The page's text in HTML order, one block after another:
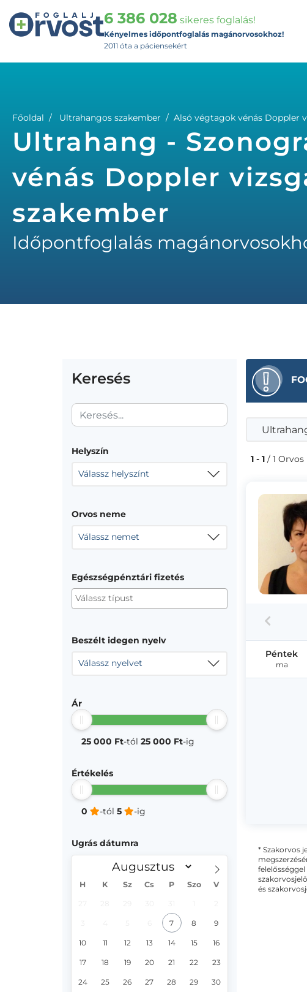
6 386 028 sikeres foglalás!
Kényelmes időpontfoglalás magánorvosokhoz!
2011 óta a páciensekért
Főoldal Ultrahangos szakember Alsó végtagok vénás Doppler
Ultrahang -
vénás Doppler
szakember
Időpontfoglalás
Keresés
Helyszín
Válassz helyszínt
Orvos neme
Válassz nemet
Egészségpénztári fizetés
Beszélt idegen nyelv
Válassz nyelvet
Ár
25 000 Ft-tól 25 000 Ft-ig
Értékelés
0 -tól 5 -ig
Ugrás dátumra
H K Sz Cs P Szo V
7 8 9
10 11 12 13 14 15 16
17 18 19 20 21 22 23
24 25 26 27 28 29 30
1 - 1 / 1 Orvos
Péntek
ma
* Szakorvos
és